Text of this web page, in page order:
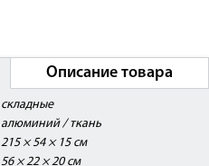
Описание товара
складные
алюминий / ткань
215 × 54 × 15 см
56 × 22 × 20 см